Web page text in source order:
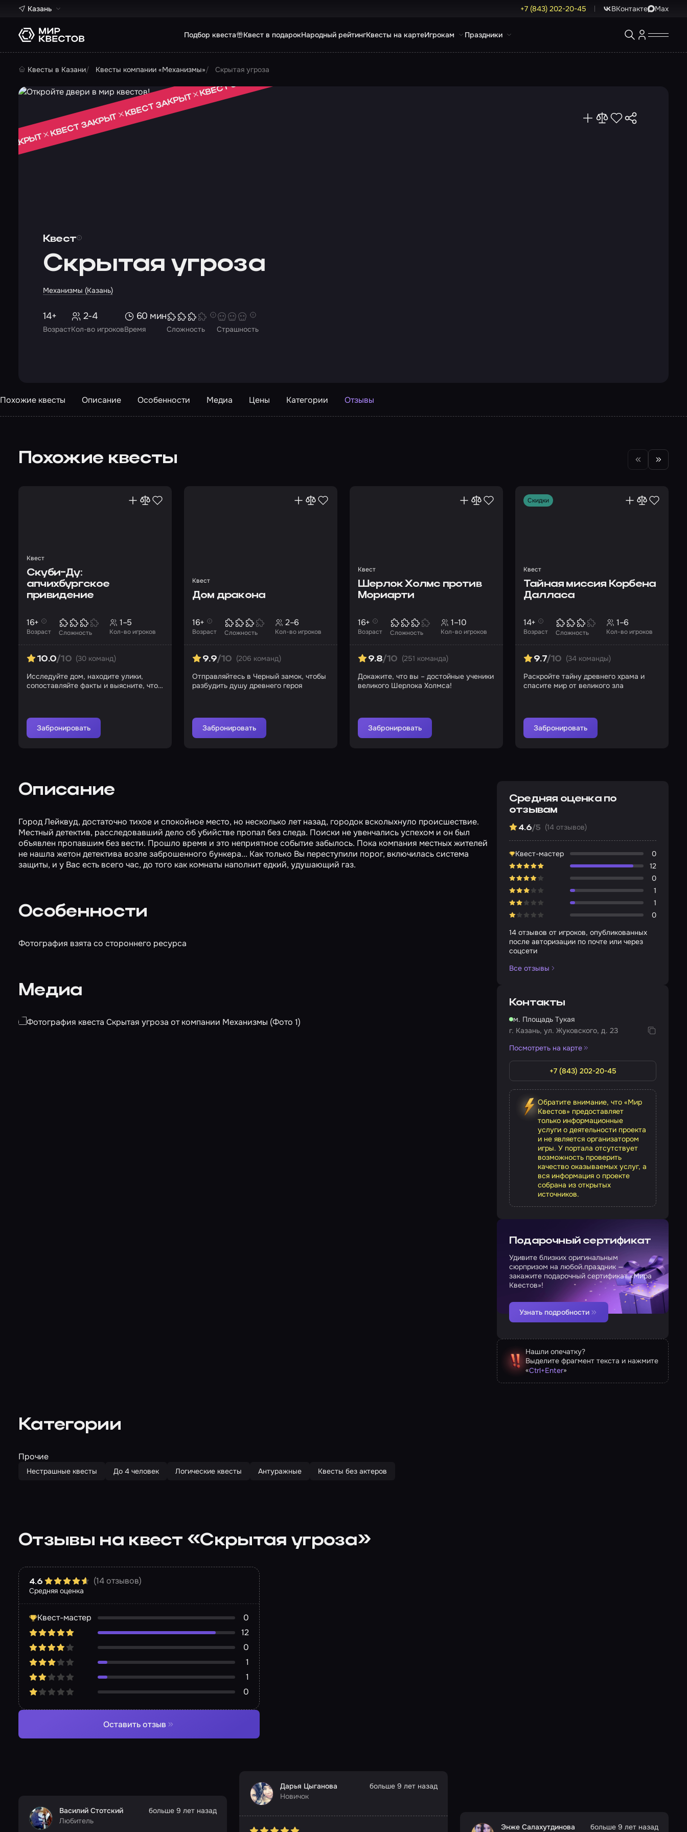
Казань +7 (843) 202-20-45 ВКонтакте Max
Подбор квеста Квест в подарокНародный рейтингКвесты на картеИгрокам Праздники
Квесты в Казани Квесты компании «Механизмы» Скрытая угроза
Квест
Скрытая угроза
Механизмы (Казань)
ЗАКРЫТ
КВЕСТ ЗАКРЫТ
КВЕСТ ЗАКРЫТ
КВЕСТ ЗАКРЫТ
Возраст
14+
Кол-во игроков
2-4
Время
60 мин
Сложность Страшность
Похожие квесты Описание Особенности Медиа Цены Категории Отзывы
Похожие квесты
Квест
Скуби-Ду:
апчихбургское
привидение
Возраст
16+
Сложность Кол-во игроков
1–5
10.0/10 (30 команд)
Исследуйте дом, находите улики,
сопоставляйте факты и выясните, что
Забронировать
Квест
Дом дракона
Возраст
16+
Сложность Кол-во игроков
2–6
9.9/10 (206 команд)
Отправляйтесь в Черный замок, чтобы
разбудить душу древнего героя
Забронировать
Квест
Шерлок Холмс против
Мориарти
Возраст
16+
Сложность Кол-во игроков
1–10
9.8/10 (251 команда)
Докажите, что вы – достойные ученики
великого Шерлока Холмса!
Забронировать
Скидки
Квест
Тайная миссия Корбена
Далласа
Возраст
14+
Сложность Кол-во игроков
1–6
9.7/10 (34 команды)
Раскройте тайну древнего храма и
спасите мир от великого зла
Забронировать
Описание
Город Лейквуд, достаточно тихое и спокойное место, но несколько лет назад, городок всколыхнуло происшествие.
Местный детектив, расследовавший дело об убийстве пропал без следа. Поиски не увенчались успехом и он был
объявлен пропавшим без вести. Прошло время и это неприятное событие забылось. Пока компания местных жителей
не нашла жетон детектива возле заброшенного бункера... Как только Вы переступили порог, включилась система
защиты, и у Вас есть всего час, до того как комнаты наполнит едкий, удушающий газ.
Особенности
Фотография взята со стороннего ресурса
Медиа
Средняя оценка по
отзывам
4.6/5 (14 отзывов)
Квест-мастер
0
12
0
1
1
0
14 отзывов от игроков, опубликованных
после авторизации по почте или через
соцсети
Все отзывы
Контакты
м. Площадь Тукая
г. Казань, ул. Жуковского, д. 23
Посмотреть на карте
+7 (843) 202-20-45
Обратите внимание, что «Мир
Квестов» предоставляет
только информационные
услуги о деятельности проекта
и не является организатором
игры. У портала отсутствует
возможность проверить
качество оказываемых услуг, а
вся информация о проекте
собрана из открытых
источников.
Подарочный сертификат
Удивите близких оригинальным
сюрпризом на любой праздник —
закажите подарочный сертификат «Мира
Квестов»!
Узнать подробности
Нашли опечатку?
Выделите фрагмент текста и нажмите
«Ctrl+Enter»
Категории
Прочие
Нестрашные квесты До 4 человек Логические квесты Антуражные Квесты без актеров
Отзывы на квест «Скрытая угроза»
Средняя оценка
4.6 (14 отзывов)
Квест-мастер
0
12
0
1
1
0
Оставить отзыв
Василий Стотский
Любитель
больше 9 лет назад
Дарья Цыганова
Новичок
больше 9 лет назад
Энже Салахутдинова больше 9 лет назад